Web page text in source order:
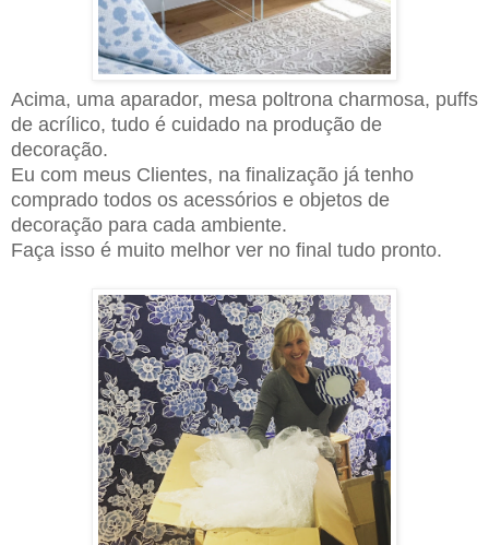
Acima, uma aparador, mesa poltrona charmosa, puffs
de acrílico, tudo é cuidado na produção de
decoração.
Eu com meus Clientes, na finalização já tenho
comprado todos os acessórios e objetos de
decoração para cada ambiente.
Faça isso é muito melhor ver no final tudo pronto.